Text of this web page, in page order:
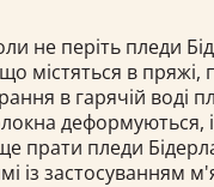
не періть пледи
містяться в пряжі,
в гарячій воді
деформуються,
прати пледи
із застосуванням